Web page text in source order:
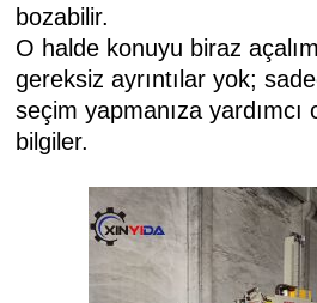
bozabilir.
O halde konuyu biraz
gereksiz ayrıntılar yok;
seçim yapmanıza yardımcı
bilgiler.